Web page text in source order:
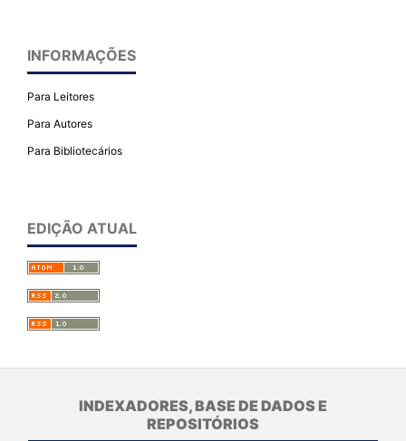
INFORMAÇÕES
Para Leitores
Para Autores
Para Bibliotecários
EDIÇÃO ATUAL
INDEXADORES, BASE DE DADOS E
REPOSITÓRIOS